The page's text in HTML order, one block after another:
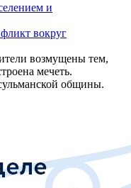
и
вокруг
возмущены тем,
мечеть.
общины.